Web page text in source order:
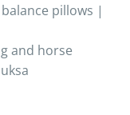
pillows |
and horse